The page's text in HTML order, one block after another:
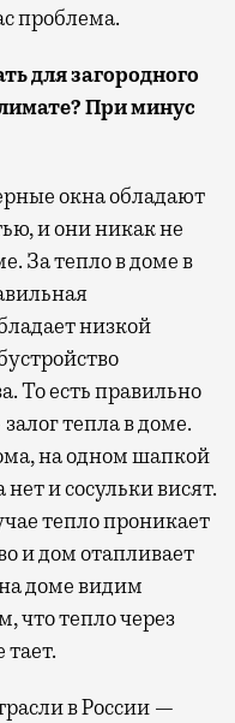
проблема.
для загородного
При минус
окна обладают
и они никак не
За тепло в доме в
низкой
То есть правильно
тепла в доме.
на одном шапкой
и сосульки висят.
тепло проникает
и дом отапливает
доме видим
что тепло через
в России —